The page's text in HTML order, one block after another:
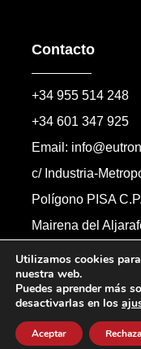
Contacto
+34 955 514 248
+34 601 347 925
Email:
c/ Industria-
Polígono PISA
Mairena del
Formulario de
Todos los
Utilizamos cookies
nuestra web.
Puedes aprender más
desactivarlas en los
Aceptar